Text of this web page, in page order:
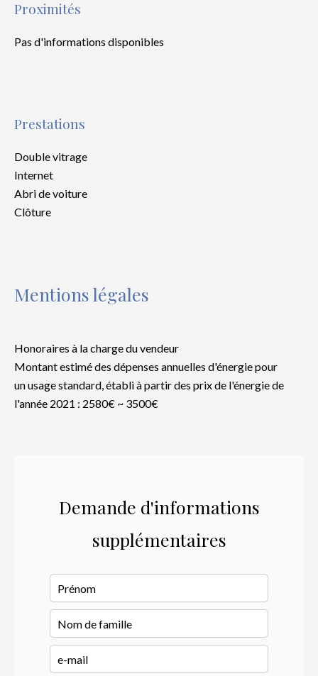
Proximités
Pas d'informations disponibles
Prestations
Double vitrage
Internet
Abri de voiture
Clôture
Mentions légales
Honoraires à la charge du vendeur
Montant estimé des dépenses annuelles d'énergie pour
un usage standard, établi à partir des prix de l'énergie de
l'année 2021 : 2580€ ~ 3500€
Demande d'informations
supplémentaires